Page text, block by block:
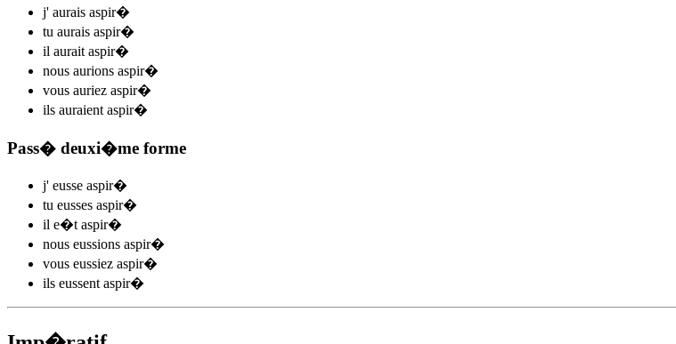
j' aurais aspir�
tu aurais aspir�
il aurait aspir�
nous aurions aspir�
vous auriez aspir�
ils auraient aspir�
Pass� deuxi�me forme
j' eusse aspir�
tu eusses aspir�
il e�t aspir�
nous eussions aspir�
vous eussiez aspir�
ils eussent aspir�